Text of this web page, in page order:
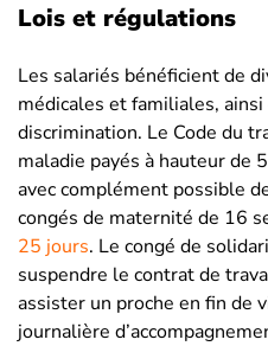
Lois et régulations
Les salariés bénéficient de
médicales et familiales,
discrimination. Le Code du
maladie payés à hauteur de
avec complément possible
congés de maternité de 16
25 jours. Le congé de
suspendre le contrat de
assister un proche en fin de
journalière